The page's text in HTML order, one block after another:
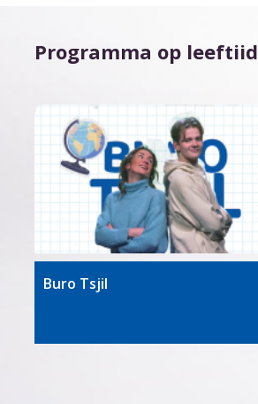
Programma op leeftiid
Buro Tsjil